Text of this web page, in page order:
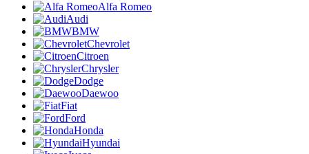
Alfa Romeo
Audi
BMW
Chevrolet
Citroen
Chrysler
Dodge
Daewoo
Fiat
Ford
Honda
Hyundai